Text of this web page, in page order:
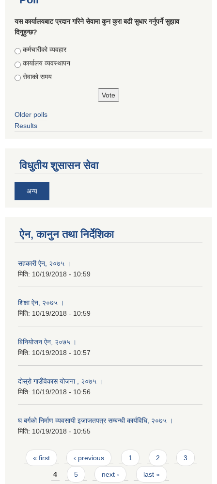
यस कार्यालयबाट प्रदान गरिने सेवामा कुन कुरा बढी सुधार गर्नुपर्ने सुझाव
दिनुहुन्छ?
Choices
कर्मचारीको व्यवहार
कार्यालय व्यवस्थापन
सेवाको समय
Older polls
Results
विधुतीय शुसासन सेवा
अन्य
ऐन, कानुन तथा निर्देशिका
सहकारी ऐन, २०७५ ।
मिति: 10/19/2018 - 10:59
शिक्षा ऐन, २०७५ ।
मिति: 10/19/2018 - 10:59
बिनियोजन ऐन, २०७५ ।
मिति: 10/19/2018 - 10:57
दोस्रो गाउँविकास योजना , २०७५ ।
मिति: 10/19/2018 - 10:56
घ बर्गको निर्माण व्यवसायी इजाजतपत्र सम्बन्धी कार्यविधि, २०७५ ।
मिति: 10/19/2018 - 10:55
Pages
« first ‹ previous 1 2 3
4 5 next › last »